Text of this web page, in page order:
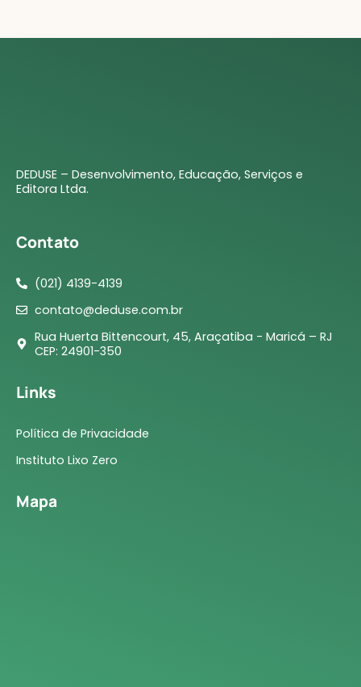
DEDUSE – Desenvolvimento, Educação, Serviços e
Editora Ltda.
Contato
(021) 4139-4139
contato@deduse.com.br
Rua Huerta Bittencourt, 45, Araçatiba - Maricá – RJ
CEP: 24901-350
Links
Política de Privacidade
Instituto Lixo Zero
Mapa